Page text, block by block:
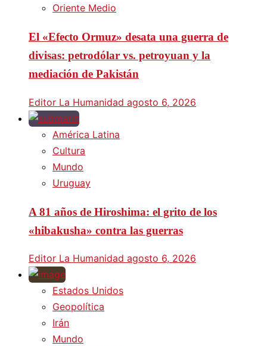
Oriente Medio
El «Efecto Ormuz» desata una guerra de
divisas: petrodólar vs. petroyuan y la
mediación de Pakistán
Editor La Humanidad agosto 6, 2026
América Latina
Cultura
Mundo
Uruguay
A 81 años de Hiroshima: el grito de los
«hibakusha» contra las guerras
Editor La Humanidad agosto 6, 2026
Estados Unidos
Geopolítica
Irán
Mundo